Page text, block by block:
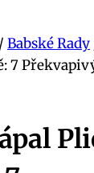
/ Babské Rady
7